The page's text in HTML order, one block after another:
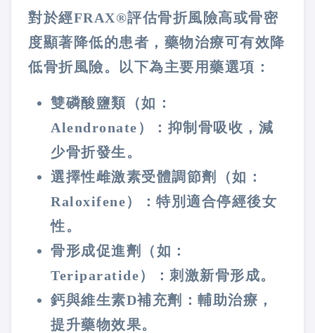
對於經FRAX®評估骨折風險高或骨密
度顯著降低的患者，藥物治療可有效降
低骨折風險。以下為主要用藥選項：
雙磷酸鹽類（如：
Alendronate）：抑制骨吸收，減
少骨折發生。
選擇性雌激素受體調節劑（如：
Raloxifene）：特別適合停經後女
性。
骨形成促進劑（如：
Teriparatide）：刺激新骨形成。
鈣與維生素D補充劑：輔助治療，
提升藥物效果。